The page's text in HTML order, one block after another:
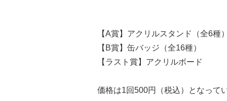
【A賞】アクリルスタンド（全6種
【B賞】缶バッジ（全16種）
【ラスト賞】アクリルボード
価格は1回500円（税込）となって